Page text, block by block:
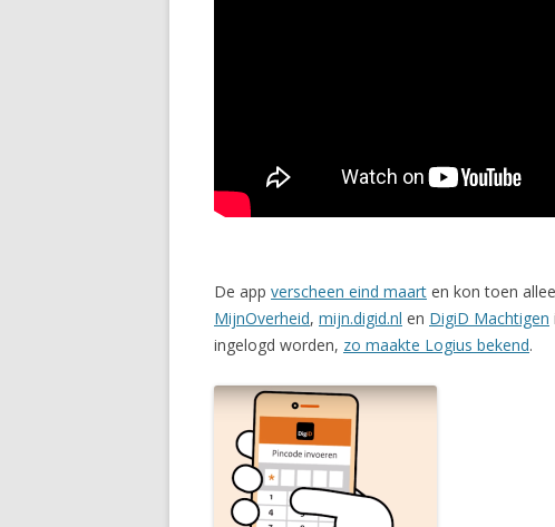
De app verscheen eind maart en kon toen
MijnOverheid, mijn.digid.nl en DigiD Machtigen
ingelogd worden, zo maakte Logius bekend.